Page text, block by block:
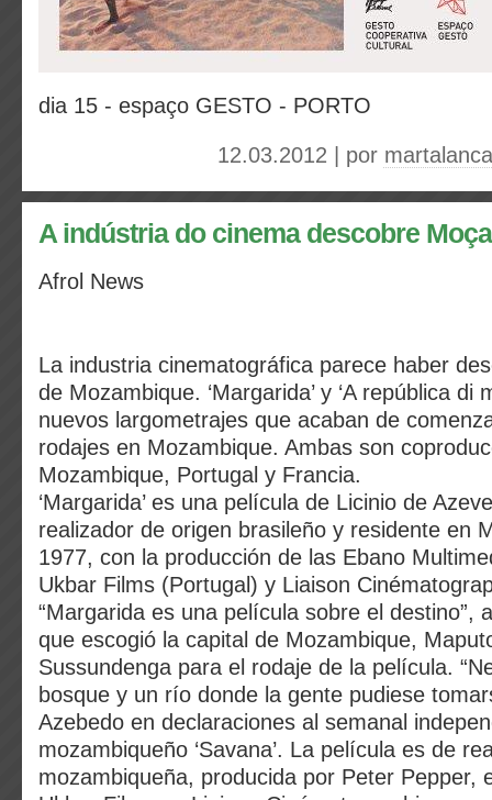
dia 15 - espaço GESTO - PORTO
12.03.2012 | por martalanca
A indústria do cinema descobre
Afrol News
La industria cinematográfica parece haber
de Mozambique. ‘Margarida’ y ‘A república di
nuevos largometrajes que acaban de
rodajes en Mozambique. Ambas son
Mozambique, Portugal y Francia.
‘Margarida’ es una película de Licinio de
realizador de origen brasileño y residente en
1977, con la producción de las Ebano
Ukbar Films (Portugal) y Liaison
“Margarida es una película sobre el destino”,
que escogió la capital de Mozambique,
Sussundenga para el rodaje de la película.
bosque y un río donde la gente pudiese
Azebedo en declaraciones al semanal
mozambiqueño ‘Savana’. La película es de
mozambiqueña, producida por Peter Pepper,